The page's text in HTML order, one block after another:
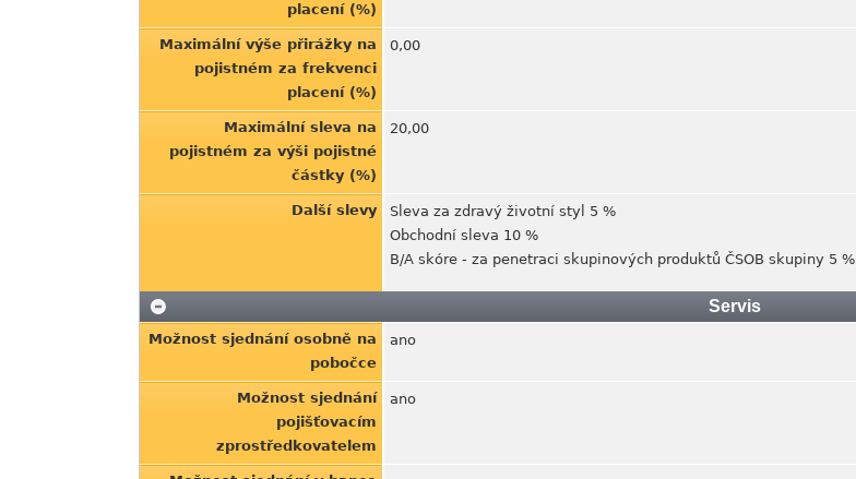
placení (%)
Maximální výše přirážky na
pojistném za frekvenci
placení (%)
0,00
Maximální sleva na
pojistném za výši pojistné
částky (%)
20,00
Další slevy
Sleva za zdravý životní styl 5 %
Obchodní sleva 10 %
B/A skóre - za penetraci skupinových produktů ČSOB skupiny 5 %
Servis
Možnost sjednání osobně na
pobočce
ano
Možnost sjednání
pojišťovacím
zprostředkovatelem
ano